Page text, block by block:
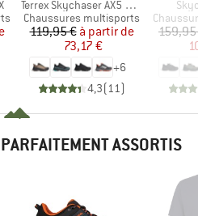
Article
Terrex Skychaser AX5 GORE-TEX
Product group
Chaussures multisports
Prix
119,95 € Prix réduit
à partir de
73,17 €
+6
4,3( 11)
Product
ASSORTIS